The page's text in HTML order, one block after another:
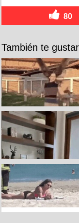
80
También te